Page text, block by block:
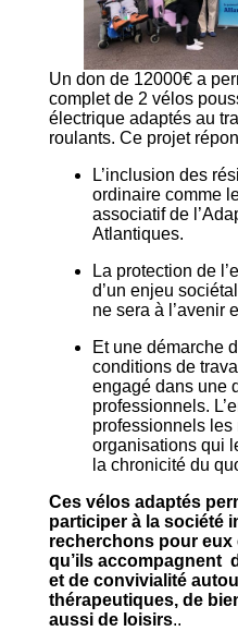
Un don de 12000€ a
complet de 2 vélos
électrique adaptés au
roulants. Ce projet
L’inclusion des
ordinaire comme
associatif de
Atlantiques.
La protection de
d’un enjeu
ne sera à l’avenir
Et une démarche
conditions de
engagé dans une
professionnels.
professionnels les
organisations qui
la chronicité du
Ces vélos adaptés
participer à la société
recherchons pour eux
qu’ils accompagnent
et de convivialité
thérapeutiques, de
aussi de loisirs..